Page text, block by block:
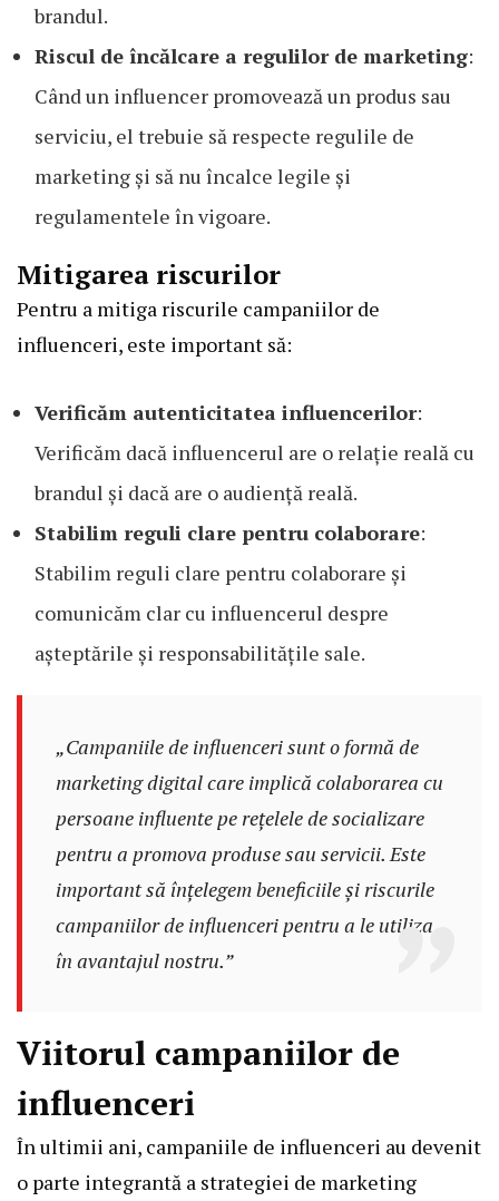
brandul.
Riscul de încălcare a regulilor de marketing:
Când un influencer promovează un produs sau
serviciu, el trebuie să respecte regulile de
marketing și să nu încalce legile și
regulamentele în vigoare.
Mitigarea riscurilor
Pentru a mitiga riscurile campaniilor de
influenceri, este important să:
Verificăm autenticitatea influencerilor:
Verificăm dacă influencerul are o relație reală cu
brandul și dacă are o audiență reală.
Stabilim reguli clare pentru colaborare:
Stabilim reguli clare pentru colaborare și
comunicăm clar cu influencerul despre
așteptările și responsabilitățile sale.
„Campaniile de influenceri sunt o formă de
marketing digital care implică colaborarea cu
persoane influente pe rețelele de socializare
pentru a promova produse sau servicii. Este
important să înțelegem beneficiile și riscurile
campaniilor de influenceri pentru a le utiliza
în avantajul nostru.”
Viitorul campaniilor de
influenceri
În ultimii ani, campaniile de influenceri au devenit
o parte integrantă a strategiei de marketing